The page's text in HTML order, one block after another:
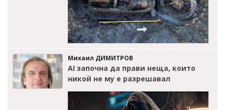
Михаил ДИМИТРОВ
AI започна да прави неща, които
никой не му е разрешавал